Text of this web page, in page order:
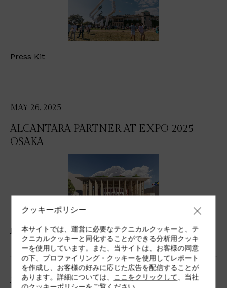
Press Kit
MAY 26, 2025
ALCANTARA PARTNER AT EXPO 2025
OSAKA
Press Kit
JUN 16, 2025
クッキーポリシー
本サイトでは、運営に必要なテクニカルクッキーと、テ
クニカルクッキーと同化することができる分析用クッキ
ーを使用しています。また、当サイトは、お客様の同意
の下、プロファイリング・クッキーを使用してレポート
を作成し、お客様の好みに応じた広告を配信することが
あります。詳細については、
ここをクリックして 、当社